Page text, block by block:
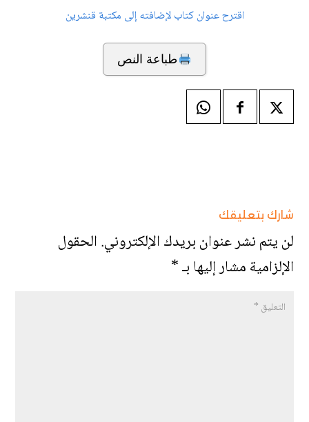
اقترح عنوان كتاب لإضافته إلى مكتبة قنشرين
طباعة النص
شارك بتعليقك
لن يتم نشر عنوان بريدك الإلكتروني.الحقول
الإلزامية مشار إليها بـ*